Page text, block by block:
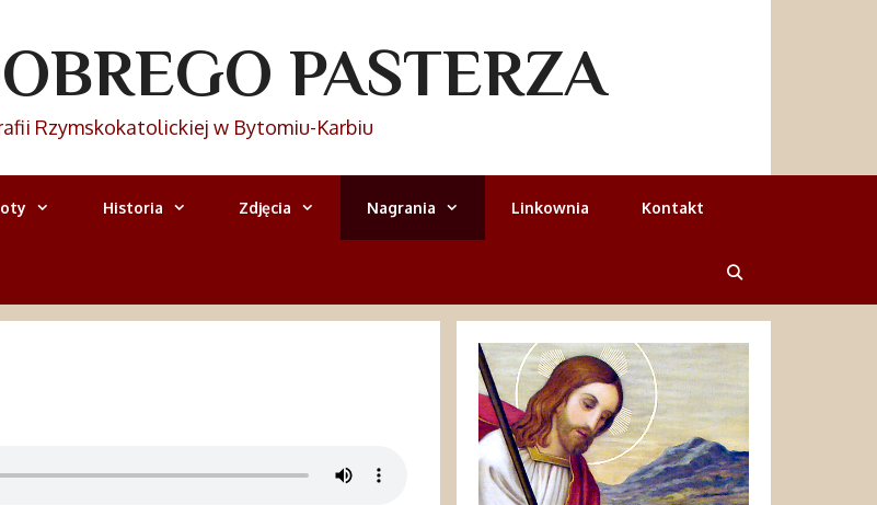
PASTERZA
Rzymskokatolickiej w Bytomiu-Karbiu
Historia Zdjęcia Nagrania Linkownia Kontakt